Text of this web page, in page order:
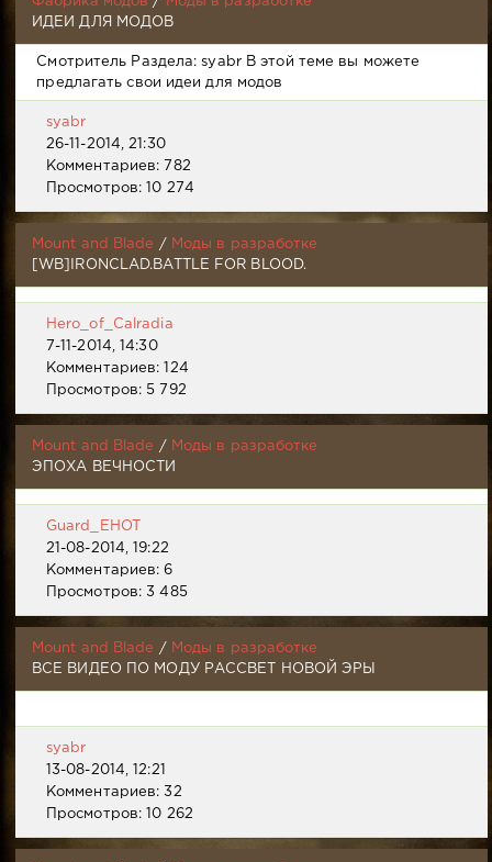
ИДЕИ ДЛЯ МОДОВ
Смотритель Раздела: syabr В этой теме вы можете
предлагать свои идеи для модов
syabr
26-11-2014, 21:30
Комментариев: 782
Просмотров: 10 274
Mount and Blade /
Моды в разработке
[WB]IRONCLAD.BATTLE FOR BLOOD.
Hero_of_Calradia
7-11-2014, 14:30
Комментариев: 124
Просмотров: 5 792
Mount and Blade /
Моды в разработке
ЭПОХА ВЕЧНОСТИ
Guard_EHOT
21-08-2014, 19:22
Комментариев: 6
Просмотров: 3 485
Mount and Blade /
Моды в разработке
ВСЕ ВИДЕО ПО МОДУ РАССВЕТ НОВОЙ ЭРЫ
syabr
13-08-2014, 12:21
Комментариев: 32
Просмотров: 10 262